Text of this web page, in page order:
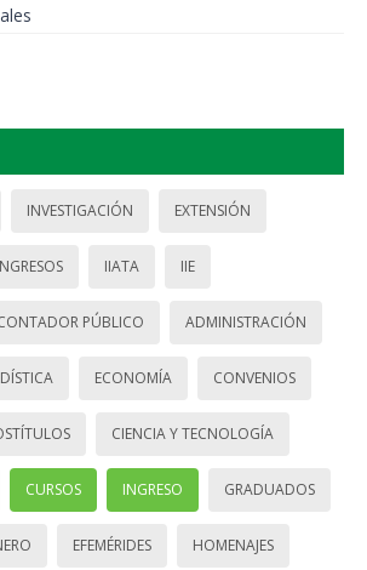
INVESTIGACIÓN EXTENSIÓN
IIATA IIE
PÚBLICO ADMINISTRACIÓN
ECONOMÍA CONVENIOS
CIENCIA Y TECNOLOGÍA
CURSOS INGRESO GRADUADOS
EFEMÉRIDES HOMENAJES